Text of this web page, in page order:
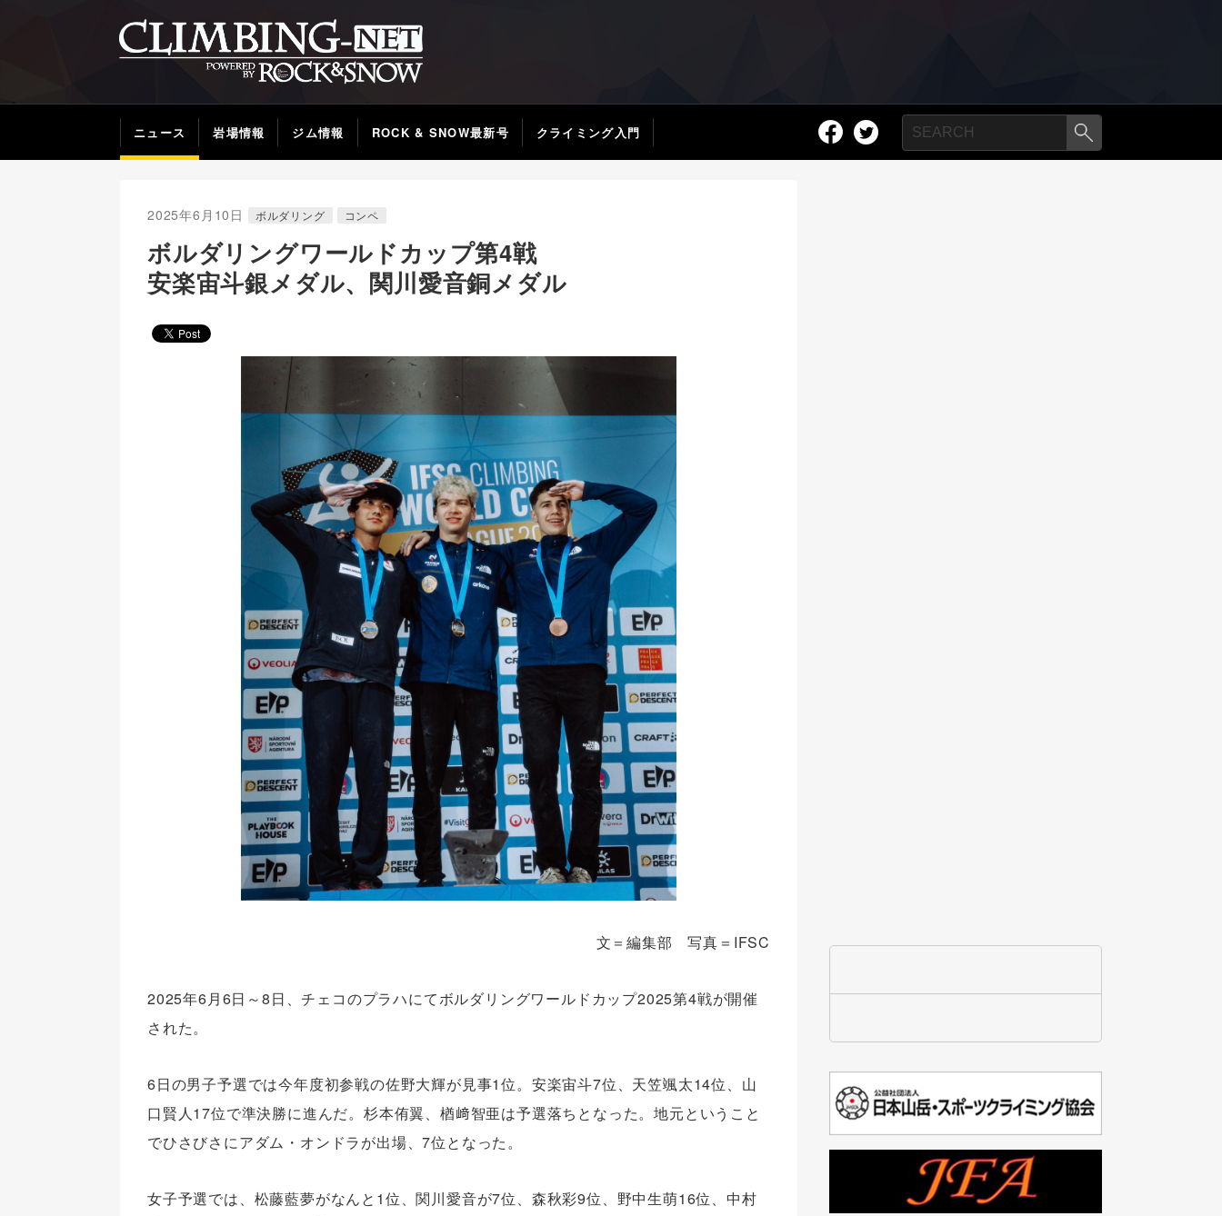
ニュース 岩場情報 ジム情報 ROCK & SNOW最新号 クライミング入門
2025年6月10日 ボルダリング コンペ
ボルダリングワールドカップ第4戦
安楽宙斗銀メダル、関川愛音銅メダル
文＝編集部 写真＝IFSC
2025年6月6日～8日、チェコのプラハにてボルダリングワールドカップ2025第4戦が開催
された。
6日の男子予選では今年度初参戦の佐野大輝が見事1位。安楽宙斗7位、天笠颯太14位、山
口賢人17位で準決勝に進んだ。杉本侑翼、楢﨑智亜は予選落ちとなった。地元ということ
でひさびさにアダム・オンドラが出場、7位となった。
女子予選では、松藤藍夢がなんと1位、関川愛音が7位、森秋彩9位、野中生萌16位、中村